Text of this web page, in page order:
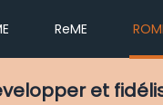
ReME
et